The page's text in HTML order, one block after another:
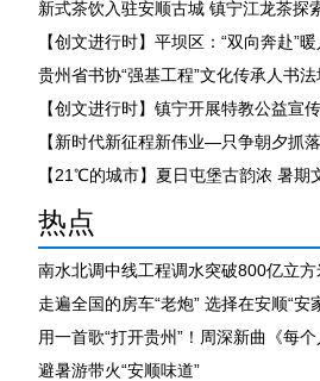
【创文进行时】镇宁开展特教公益宣
热点
南水北调中线工程调水突破800亿立方
走遍全国的房车“老炮” 选择在安顺“安
避暑游带火“安顺味道”